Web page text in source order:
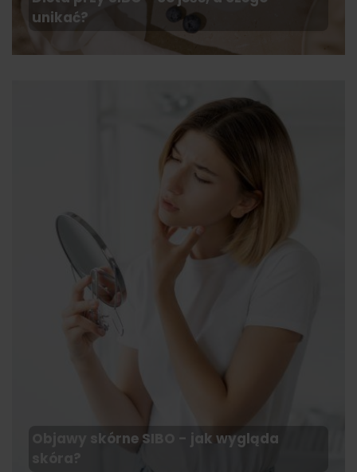
unikać?
Objawy skórne SIBO - jak wygląda